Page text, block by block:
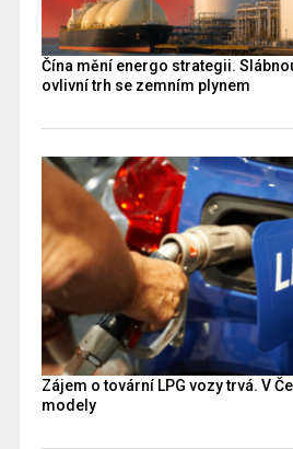
Čína mění energo strategii.
ovlivní trh se zemním plynem
Zájem o tovární LPG vozy trvá. V
modely